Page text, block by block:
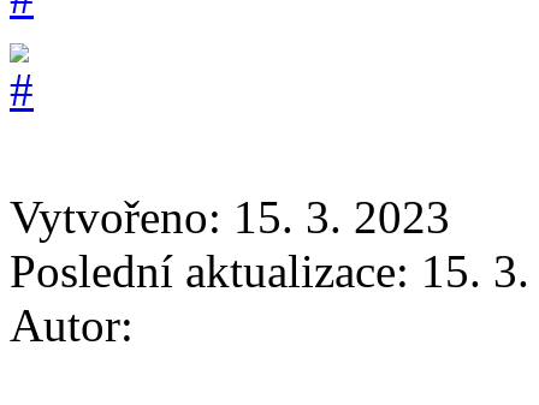
Vytvořeno: 15. 3. 2023
Poslední aktualizace: 15.
Autor: